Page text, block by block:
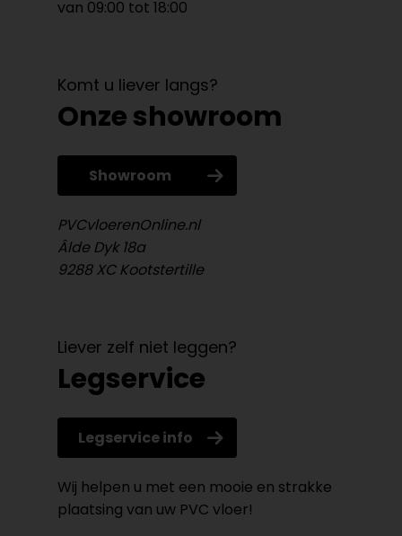
van 09:00 tot 18:00
Komt u liever langs?
Onze showroom
Showroom
PVCvloerenOnline.nl
Âlde Dyk 18a
9288 XC Kootstertille
Liever zelf niet leggen?
Legservice
Legservice info
Wij helpen u met een mooie en strakke
plaatsing van uw PVC vloer!